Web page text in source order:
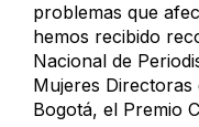
problemas que
hemos recibido
Nacional de
Mujeres Directoras
Bogotá, el Premio